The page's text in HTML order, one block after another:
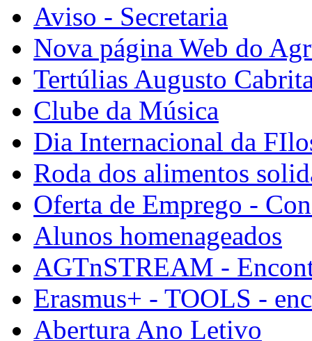
Aviso - Secretaria
Nova página Web do
Tertúlias Augusto
Clube da Música
Dia Internacional da
Roda dos alimentos
Oferta de Emprego -
Alunos homenageados
AGTnSTREAM -
Erasmus+ - TOOLS -
Abertura Ano Letivo